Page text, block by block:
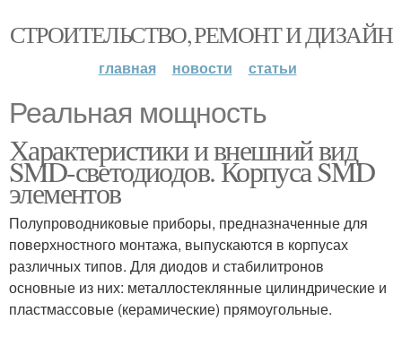
СТРОИТЕЛЬСТВО, РЕМОНТ И ДИЗАЙН
главная новости статьи
Реальная мощность
Характеристики и внешний вид
SMD-светодиодов. Корпуса SMD
элементов
Полупроводниковые приборы, предназначенные для
поверхностного монтажа, выпускаются в корпусах
различных типов. Для диодов и стабилитронов
основные из них: металлостеклянные цилиндрические и
пластмассовые (керамические) прямоугольные.